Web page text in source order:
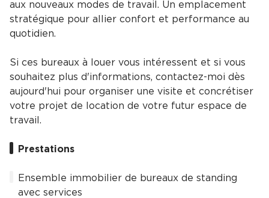
aux nouveaux modes de travail. Un emplacement
stratégique pour allier confort et performance au
quotidien.
Si ces bureaux à louer vous intéressent et si vous
souhaitez plus d'informations, contactez-moi dès
aujourd'hui pour organiser une visite et concrétiser
votre projet de location de votre futur espace de
travail.
Prestations
Ensemble immobilier de bureaux de standing
avec services